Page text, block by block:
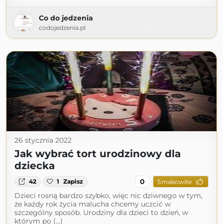
Co do jedzenia
codojedzenia.pl
26 stycznia 2022
Jak wybrać tort urodzinowy dla
dziecka
42 1 Zapisz 0 Smakowite
Dzieci rosną bardzo szybko, więc nic dziwnego w tym,
że każdy rok życia malucha chcemy uczcić w
szczególny sposób. Urodziny dla dzieci to dzień, w
którym po (...)